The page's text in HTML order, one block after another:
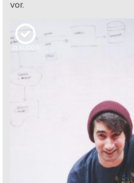
vor.
23 KUDOS